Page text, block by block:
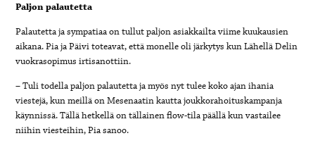
Paljon palautetta
Palautetta ja sympatiaa on tullut paljon asiakkailta viime kuukausien
aikana. Pia ja Päivi toteavat, että monelle oli järkytys kun Lähellä Delin
vuokrasopimus irtisanottiin.
– Tuli todella paljon palautetta ja myös nyt tulee koko ajan ihania
viestejä, kun meillä on Mesenaatin kautta joukkorahoituskampanja
käynnissä. Tällä hetkellä on tällainen flow-tila päällä kun vastailee
niihin viesteihin, Pia sanoo.